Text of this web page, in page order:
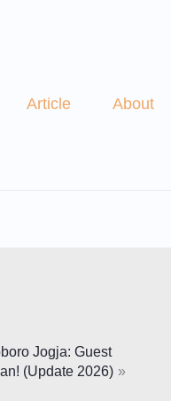
Article About
Jogja: Guest
(Update 2026)